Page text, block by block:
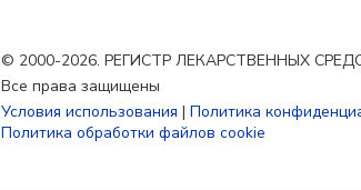
© 2000-2026. РЕГИСТР ЛЕКАРСТВЕННЫХ
Все права защищены
Условия использования | Политика
Политика обработки файлов cookie